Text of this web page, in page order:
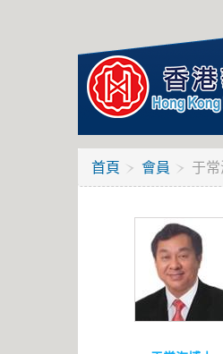
首頁 會員 于